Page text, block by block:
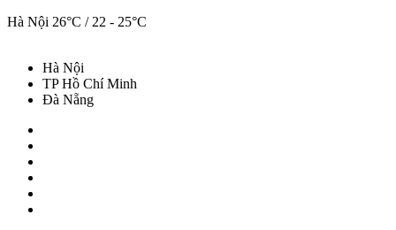
Hà Nội 26°C / 22 - 25°C
Hà Nội
TP Hồ Chí Minh
Đà Nẵng